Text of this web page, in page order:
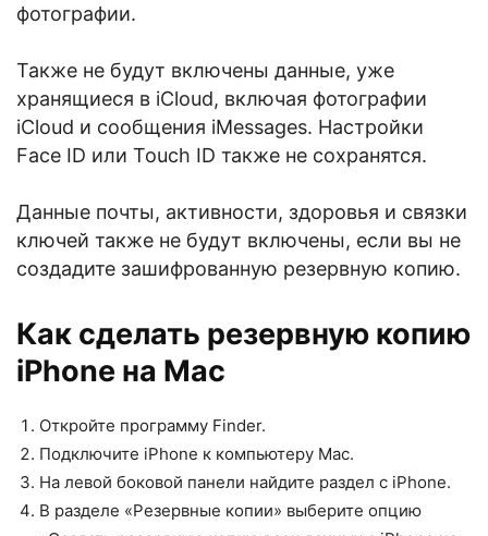
фотографии.
Также не будут включены данные, уже
хранящиеся в iCloud, включая фотографии
iCloud и сообщения iMessages. Настройки
Face ID или Touch ID также не сохранятся.
Данные почты, активности, здоровья и связки
ключей также не будут включены, если вы не
создадите зашифрованную резервную копию.
Как сделать резервную копию
iPhone на Mac
Откройте программу Finder.
Подключите iPhone к компьютеру Mac.
На левой боковой панели найдите раздел с iPhone.
В разделе «Резервные копии» выберите опцию